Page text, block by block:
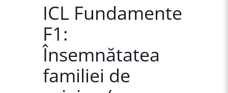
ICL Fundamente
F1:
Însemnătatea
familiei de